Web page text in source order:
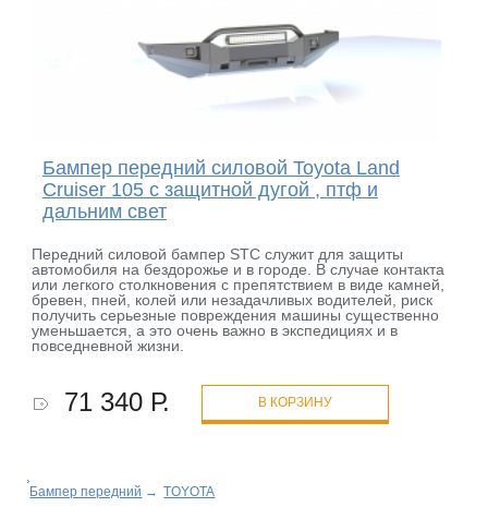
Бампер передний силовой Toyota Land
Cruiser 105 с защитной дугой , птф и
дальним свет
Передний силовой бампер STC служит для защиты
автомобиля на бездорожье и в городе. В случае контакта
или легкого столкновения с препятствием в виде камней,
бревен, пней, колей или незадачливых водителей, риск
получить серьезные повреждения машины существенно
уменьшается, а это очень важно в экспедициях и в
повседневной жизни.
71 340 Р. В КОРЗИНУ
Бампер передний → TOYOTA